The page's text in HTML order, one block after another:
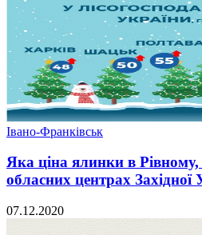
Івано-Франківськ
Яка ціна ялинки в
обласних центрах Західної
07.12.2020